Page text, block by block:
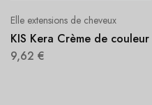
Elle extensions de cheveux
KIS Kera Crème de couleur
9,62 €